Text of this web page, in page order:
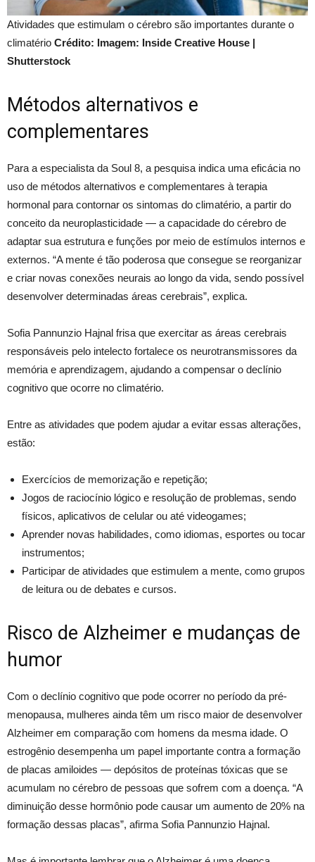
Atividades que estimulam o cérebro são importantes durante o
climatério Crédito: Imagem: Inside Creative House |
Shutterstock
Métodos alternativos e
complementares
Para a especialista da Soul 8, a pesquisa indica uma eficácia no
uso de métodos alternativos e complementares à terapia
hormonal para contornar os sintomas do climatério, a partir do
conceito da neuroplasticidade — a capacidade do cérebro de
adaptar sua estrutura e funções por meio de estímulos internos e
externos. “A mente é tão poderosa que consegue se reorganizar
e criar novas conexões neurais ao longo da vida, sendo possível
desenvolver determinadas áreas cerebrais”, explica.
Sofia Pannunzio Hajnal frisa que exercitar as áreas cerebrais
responsáveis pelo intelecto fortalece os neurotransmissores da
memória e aprendizagem, ajudando a compensar o declínio
cognitivo que ocorre no climatério.
Entre as atividades que podem ajudar a evitar essas alterações,
estão:
Exercícios de memorização e repetição;
Jogos de raciocínio lógico e resolução de problemas, sendo
físicos, aplicativos de celular ou até videogames;
Aprender novas habilidades, como idiomas, esportes ou tocar
instrumentos;
Participar de atividades que estimulem a mente, como grupos
de leitura ou de debates e cursos.
Risco de Alzheimer e mudanças de
humor
Com o declínio cognitivo que pode ocorrer no período da pré-
menopausa, mulheres ainda têm um risco maior de desenvolver
Alzheimer em comparação com homens da mesma idade. O
estrogênio desempenha um papel importante contra a formação
de placas amiloides — depósitos de proteínas tóxicas que se
acumulam no cérebro de pessoas que sofrem com a doença. “A
diminuição desse hormônio pode causar um aumento de 20% na
formação dessas placas”, afirma Sofia Pannunzio Hajnal.